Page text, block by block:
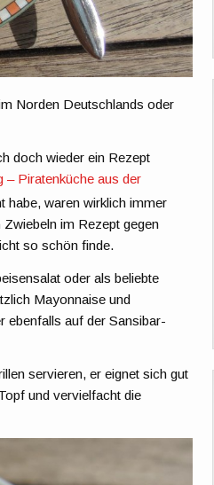
Norden Deutschlands oder
doch wieder ein Rezept
– Piratenküche aus der
habe, waren wirklich immer
im Rezept gegen
so schön finde.
oder als beliebte
Mayonnaise und
ebenfalls auf der Sansibar-
servieren, er eignet sich gut
und vervielfacht die